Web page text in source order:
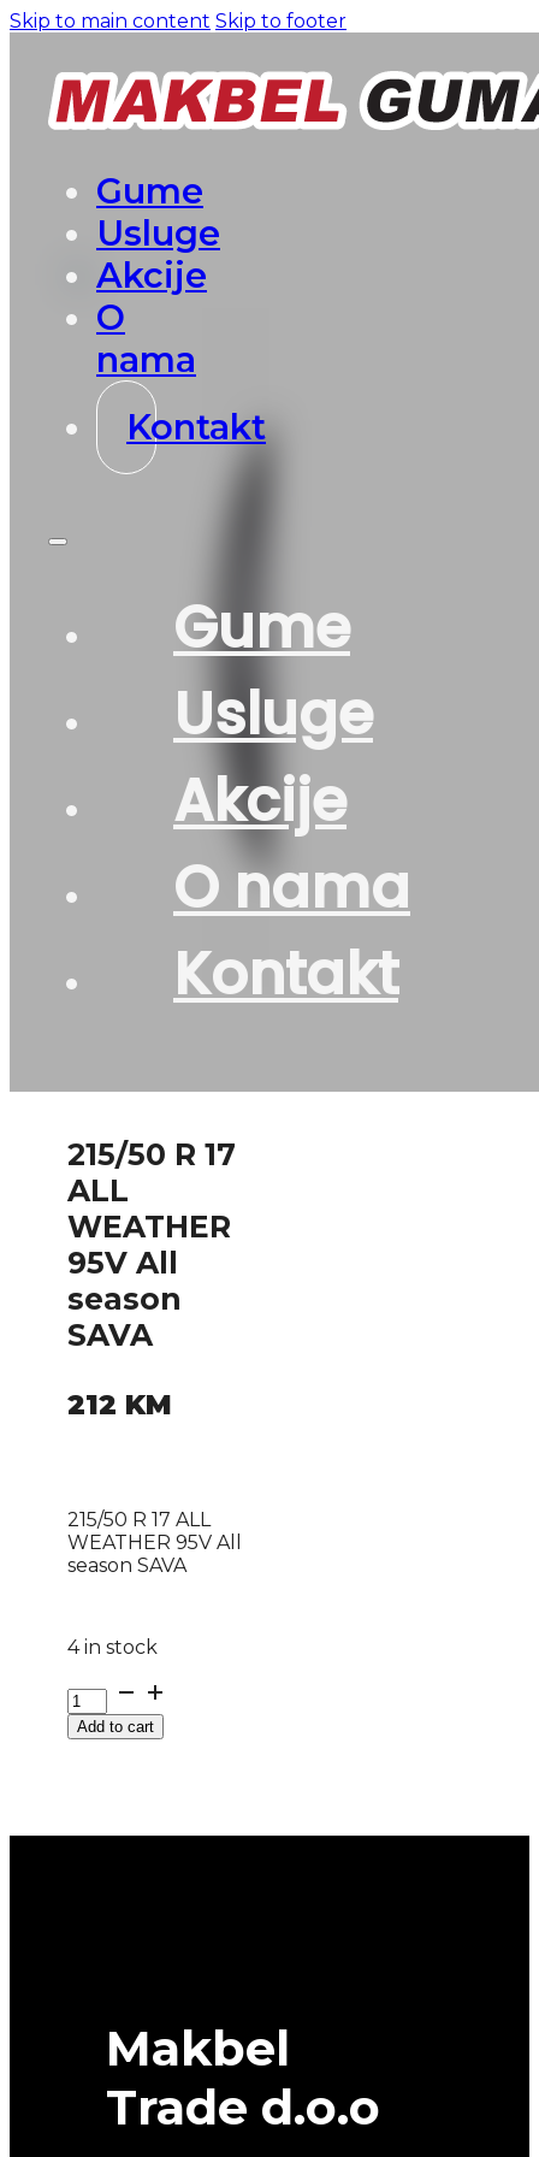
Skip to main content Skip to footer
Gume
Usluge
Akcije
O
nama
Kontakt
Gume
Usluge
Akcije
O nama
Kontakt
215/50 R 17
ALL
WEATHER
95V All
season
SAVA
212 KM
215/50 R 17 ALL
WEATHER 95V All
season SAVA
4 in stock
215/50
R
17Add to cart
Makbel
Trade d.o.o